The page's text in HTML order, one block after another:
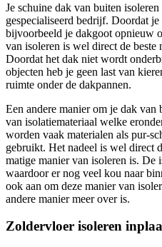
Je schuine dak van buiten
gespecialiseerd bedrijf. Doordat
bijvoorbeeld je dakgoot opnieuw
van isoleren is wel direct de beste
Doordat het dak niet wordt
objecten heb je geen last van
ruimte onder de dakpannen.
Een andere manier om je dak
van isolatiemateriaal welke
worden vaak materialen als pur-
gebruikt. Het nadeel is wel direct
matige manier van isoleren is. De
waardoor er nog veel kou naar
ook aan om deze manier van
andere manier meer over is.
Zoldervloer isoleren